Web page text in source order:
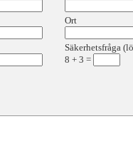
Ort
Säkerhetsfråga
8 + 3 =